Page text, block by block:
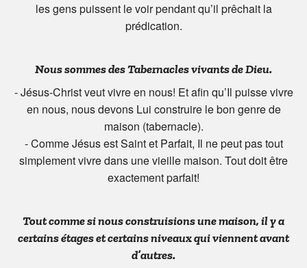
les gens puissent le voir pendant qu’il prêchait la
prédication.
Nous sommes des Tabernacles vivants de Dieu.
- Jésus-Christ veut vivre en nous! Et afin qu’Il puisse vivre
en nous, nous devons Lui construire le bon genre de
maison (tabernacle).
- Comme Jésus est Saint et Parfait, Il ne peut pas tout
simplement vivre dans une vieille maison. Tout doit être
exactement parfait!
Tout comme si nous construisions une maison, il y a
certains étages et certains niveaux qui viennent avant
d’autres.